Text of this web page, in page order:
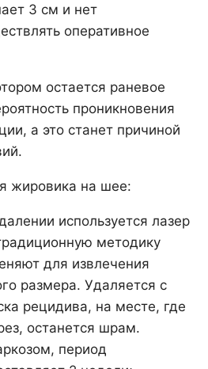
3 см и нет
оперативное
остается раневое
проникновения
а это станет причиной
жировика на шее:
используется лазер
методику
для извлечения
размера. Удаляется с
рецидива, на месте, где
останется шрам.
период